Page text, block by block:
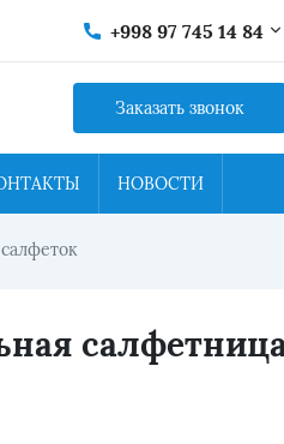
+998 97 745 14 84
Заказать звонок
НОВОСТИ